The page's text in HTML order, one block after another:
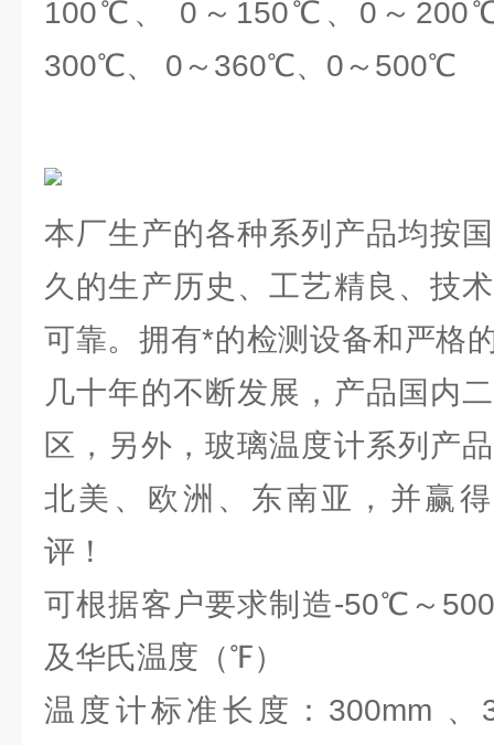
100℃、 0～150℃、0～
300℃、 0～360℃、0～500℃
本厂生产的各种系列产品均按
久的生产历史、工艺精良、技
可靠。拥有*的检测设备和严格
几十年的不断发展，产品国内
区，另外，玻璃温度计系列产
北美、欧洲、东南亚，并赢
评！
可根据客户要求制造-50℃～
及华氏温度（℉）
温度计标准长度：300mm 、